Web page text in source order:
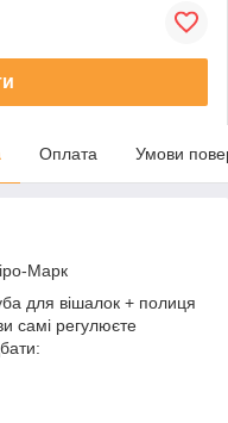
Оплата Умови
Марк
для вішалок + полиця
самі регулюєте